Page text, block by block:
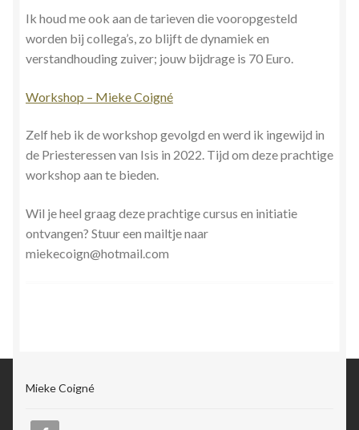
Ik houd me ook aan de tarieven die vooropgesteld
worden bij collega’s, zo blijft de dynamiek en
verstandhouding zuiver; jouw bijdrage is 70 Euro.
Workshop – Mieke Coigné
Zelf heb ik de workshop gevolgd en werd ik ingewijd in
de Priesteressen van Isis in 2022. Tijd om deze prachtige
workshop aan te bieden.
Wil je heel graag deze prachtige cursus en initiatie
ontvangen? Stuur een mailtje naar
miekecoign@hotmail.com
Mieke Coigné